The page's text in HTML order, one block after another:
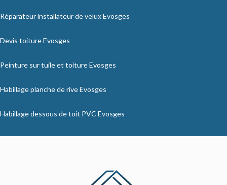
Réparateur installateur de velux Evosges
Devis toiture Evosges
Peinture sur tuile et toiture Evosges
Habillage planche de rive Evosges
Habillage dessous de toit PVC Evosges